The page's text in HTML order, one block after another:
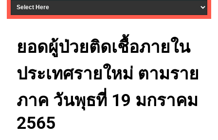
ยอดผู้ป่วยติดเชื้อภายใน
ประเทศรายใหม่ ตามราย
ภาค วันพุธที่ 19 มกราคม
2565